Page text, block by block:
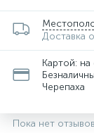
Доставка
Картой: на
Черепаха
Пока нет отзывов